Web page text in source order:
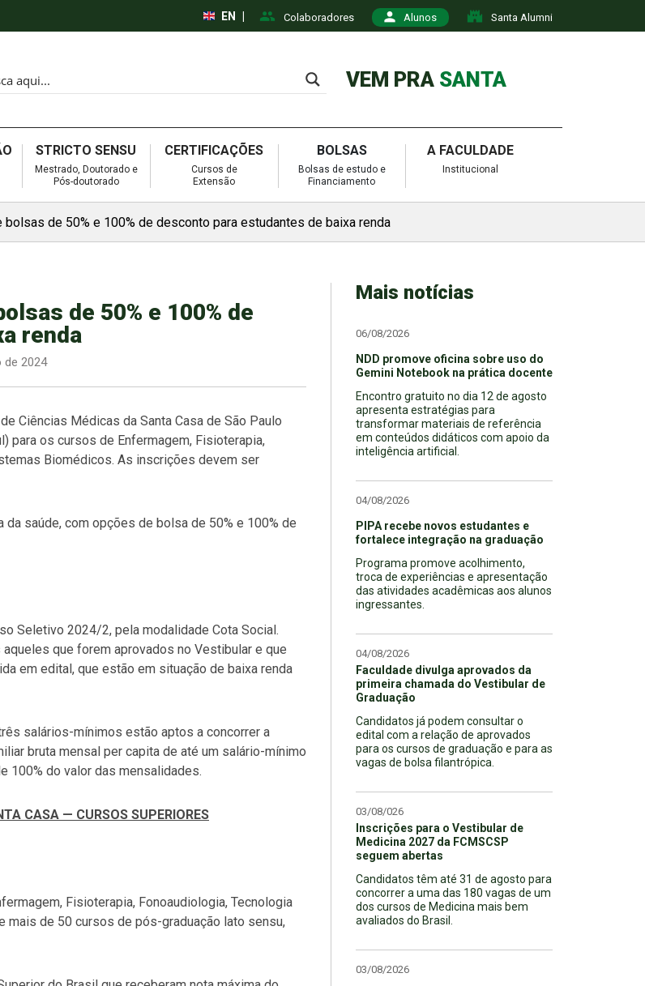
Colaboradores Alunos Santa Alumni
EN
VEM PRA SANTA
STRICTO SENSU
Mestrado, Doutorado e
Pós-doutorado
CERTIFICAÇÕES
Cursos de
Extensão
BOLSAS
Bolsas de estudo e
Financiamento
A FACULDADE
Institucional
de 50% e 100% de desconto para estudantes de baixa renda
de 50% e 100% de
renda
de 2024
Ciências Médicas da Santa Casa de São Paulo
para os cursos de Enfermagem, Fisioterapia,
Biomédicos. As inscrições devem ser
saúde, com opções de bolsa de 50% e 100% de
Seletivo 2024/2, pela modalidade Cota Social.
que forem aprovados no Vestibular e que
em edital, que estão em situação de baixa renda
salários-mínimos estão aptos a concorrer a
bruta mensal per capita de até um salário-mínimo
100% do valor das mensalidades.
CASA — CURSOS SUPERIORES
Fisioterapia, Fonoaudiologia, Tecnologia
mais de 50 cursos de pós-graduação lato sensu,
Mais notícias
06/08/2026
NDD promove oficina sobre uso do
Gemini Notebook na prática docente
Encontro gratuito no dia 12 de agosto
apresenta estratégias para
transformar materiais de referência
em conteúdos didáticos com apoio da
inteligência artificial.
04/08/2026
PIPA recebe novos estudantes e
fortalece integração na graduação
Programa promove acolhimento,
troca de experiências e apresentação
das atividades acadêmicas aos alunos
ingressantes.
04/08/2026
Faculdade divulga aprovados da
primeira chamada do Vestibular de
Graduação
Candidatos já podem consultar o
edital com a relação de aprovados
para os cursos de graduação e para as
vagas de bolsa filantrópica.
03/08/026
Inscrições para o Vestibular de
Medicina 2027 da FCMSCSP
seguem abertas
Candidatos têm até 31 de agosto para
concorrer a uma das 180 vagas de um
dos cursos de Medicina mais bem
avaliados do Brasil.
03/08/2026